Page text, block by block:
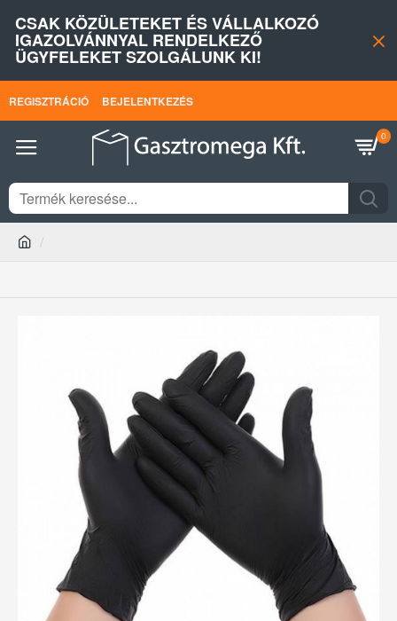
CSAK KÖZÜLETEKET ÉS VÁLLALKOZÓ
IGAZOLVÁNNYAL RENDELKEZŐ
ÜGYFELEKET SZOLGÁLUNK KI!
REGISZTRÁCIÓ BEJELENTKEZÉS
0